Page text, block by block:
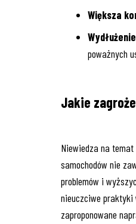
Większa
poważnych
Jakie
Niewiedza na temat
samochodów nie
problemów i
nieuczciwe praktyki
zaproponowane